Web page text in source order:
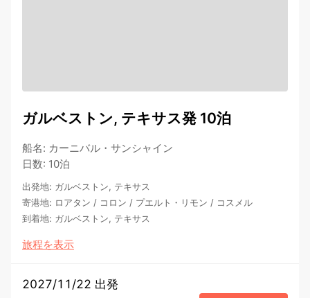
ガルベストン, テキサス発 10泊
船名: カーニバル・サンシャイン
日数: 10泊
出発地: ガルベストン, テキサス
寄港地: ロアタン / コロン / プエルト・リモン / コスメル
到着地: ガルベストン, テキサス
旅程を表示
2027/11/22 出発